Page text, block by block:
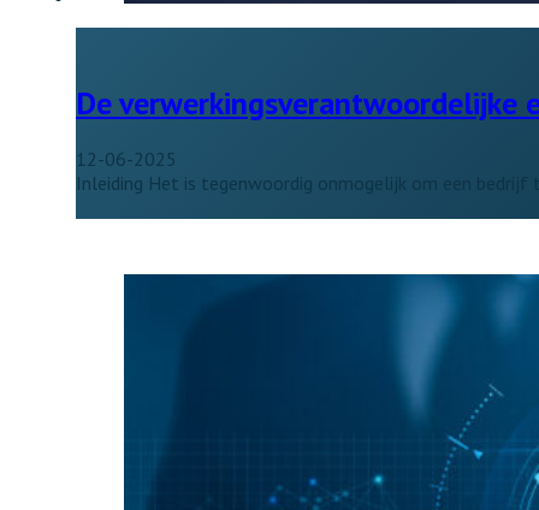
De verwerkingsverantwoordelijke
12-06-2025
Inleiding Het is tegenwoordig onmogelijk om een